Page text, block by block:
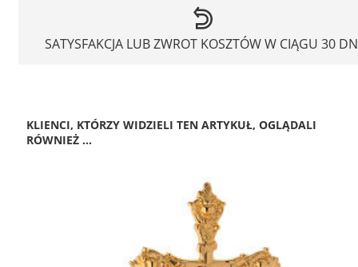
SATYSFAKCJA LUB ZWROT KOSZTÓW W CIĄGU 30
KLIENCI, KTÓRZY WIDZIELI TEN ARTYKUŁ, OGLĄDALI
RÓWNIEŻ ...